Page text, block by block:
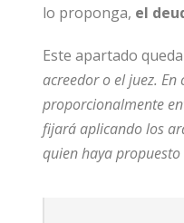
lo proponga, el
Este apartado
acreedor o el juez.
proporcionalmente
fijará aplicando los
quien haya